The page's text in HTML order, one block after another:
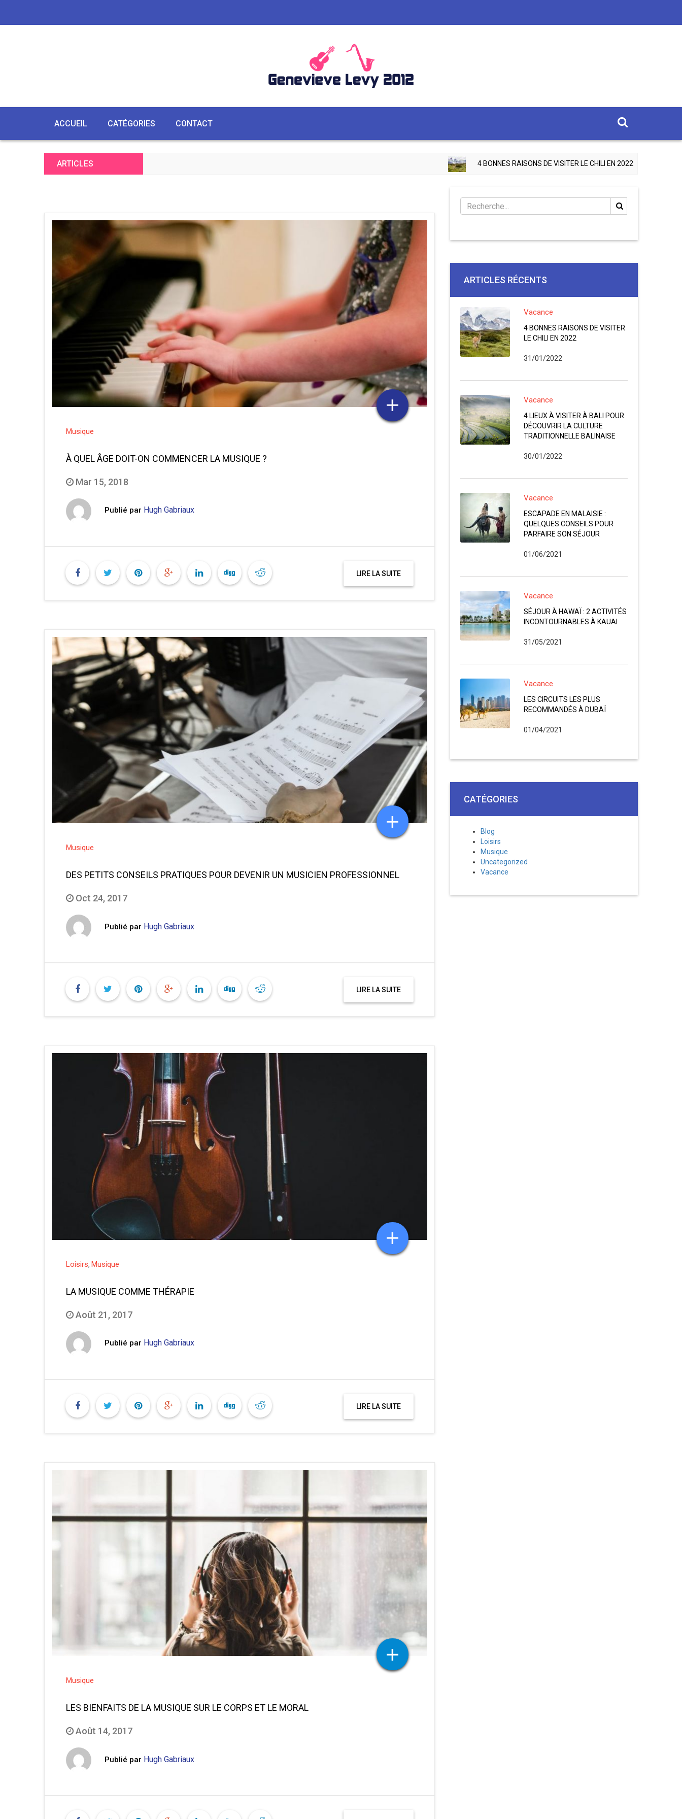
ACCUEIL CATÉGORIES CONTACT
ARTICLES 4 BONNES RAISONS DE VISITER LE CHILI EN 2022 4 LIEUX À VISITER
Musique
À QUEL ÂGE DOIT-ON COMMENCER LA MUSIQUE ?
Mar 15, 2018
Publié par Hugh Gabriaux
LIRE LA SUITE
Musique
DES PETITS CONSEILS PRATIQUES POUR DEVENIR UN MUSICIEN PROFESSIONNEL
Oct 24, 2017
Publié par Hugh Gabriaux
LIRE LA SUITE
Loisirs, Musique
LA MUSIQUE COMME THÉRAPIE
Août 21, 2017
Publié par Hugh Gabriaux
LIRE LA SUITE
Musique
LES BIENFAITS DE LA MUSIQUE SUR LE CORPS ET LE MORAL
Août 14, 2017
Publié par Hugh Gabriaux
ARTICLES RÉCENTS
Vacance
4 BONNES RAISONS DE VISITER
LE CHILI EN 2022
31/01/2022
Vacance
4 LIEUX À VISITER À BALI POUR
DÉCOUVRIR LA CULTURE
TRADITIONNELLE BALINAISE
30/01/2022
Vacance
ESCAPADE EN MALAISIE :
QUELQUES CONSEILS POUR
PARFAIRE SON SÉJOUR
01/06/2021
Vacance
SÉJOUR À HAWAÏ : 2 ACTIVITÉS
INCONTOURNABLES À KAUAI
31/05/2021
Vacance
LES CIRCUITS LES PLUS
RECOMMANDÉS À DUBAÏ
01/04/2021
CATÉGORIES
Blog
Loisirs
Musique
Uncategorized
Vacance